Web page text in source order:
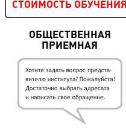
СТОИМОСТЬ ОБУЧЕНИЯ
ОБЩЕСТВЕННАЯ
ПРИЕМНАЯ